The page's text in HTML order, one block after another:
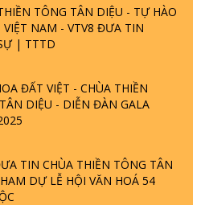
TÔNG TÂN DIỆU - TỰ HÀO
VIỆT NAM - VTV8 ĐƯA TIN
| TTTD
ĐẤT VIỆT - CHÙA THIỀN
DIỆU - DIỄN ĐÀN GALA
TIN CHÙA THIỀN TÔNG TÂN
DỰ LỄ HỘI VĂN HOÁ 54